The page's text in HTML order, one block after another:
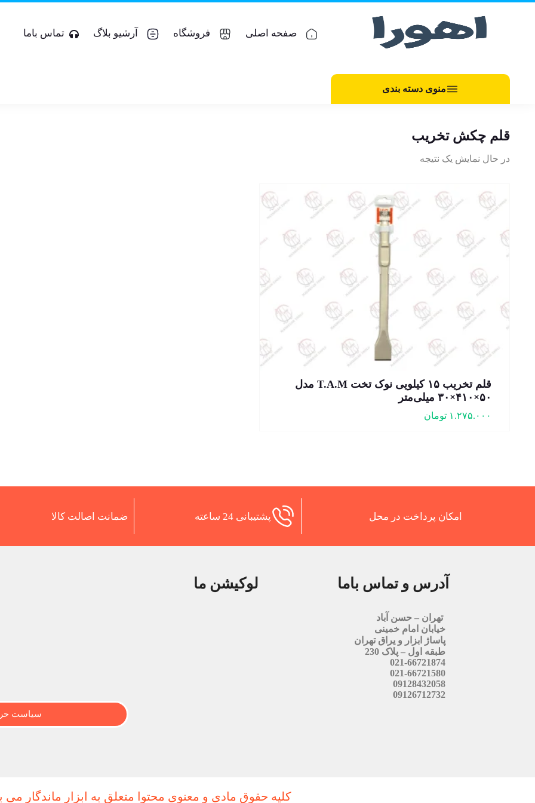
صفحه اصلی فروشگاه آرشیو بلاگ تماس باما
منوی دسته بندی
قلم چکش تخریب
در حال نمایش یک نتیجه
قلم تخریب ۱۵ کیلویی نوک تخت T.A.M مدل
۵۰×۴۱۰×۳۰ میلی‌متر
۱.۲۷۵.۰۰۰ تومان
امکان پرداخت در محل پشتیبانی 24 ساعته ضمانت اصالت کالا
آدرس و تماس باما
تهران – حسن آباد
خیابان امام خمینی
پاساژ ابزار و یراق تهران
طبقه اول – پلاک 230
021-66721874
021-66721580
09128432058
09126712732
لوکیشن ما
سیاست
کلیه حقوق مادی و معنوی محتوا متعلق به ابزار ماندگار می